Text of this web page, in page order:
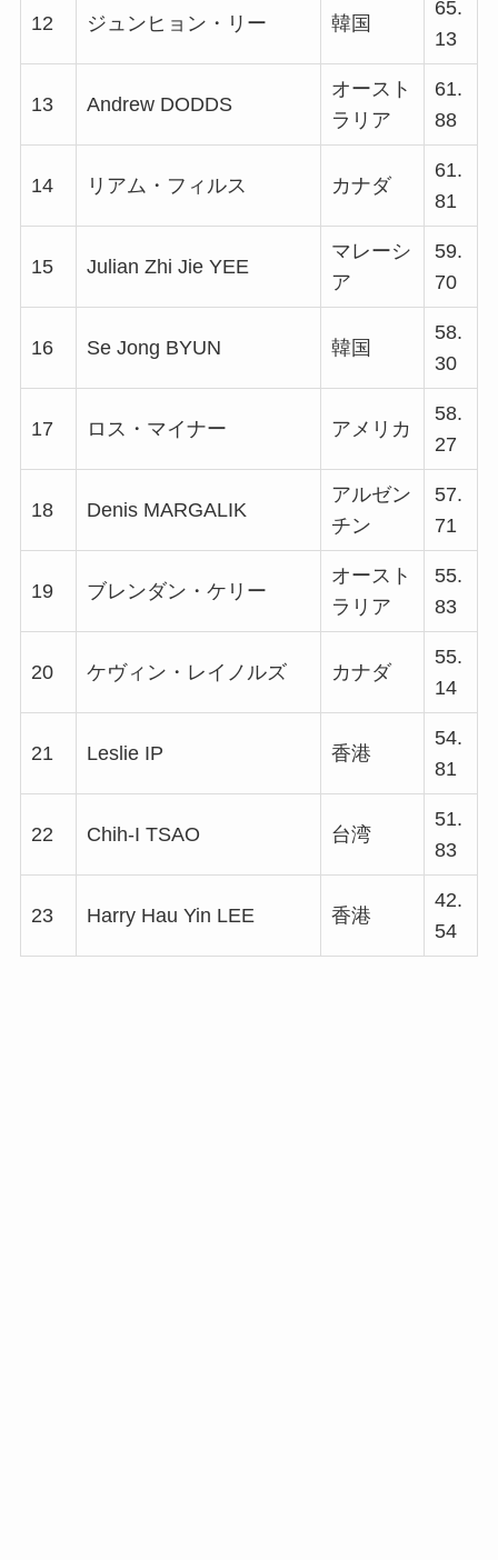
12 ジュンヒョン・リー 韓国
65.
13
13 Andrew DODDS
オースト
ラリア
61.
88
14 リアム・フィルス カナダ
61.
81
15 Julian Zhi Jie YEE
マレーシ
ア
59.
70
16 Se Jong BYUN 韓国
58.
30
17 ロス・マイナー アメリカ
58.
27
18 Denis MARGALIK
アルゼン
チン
57.
71
19 ブレンダン・ケリー
オースト
ラリア
55.
83
20 ケヴィン・レイノルズ カナダ
55.
14
21 Leslie IP 香港
54.
81
22 Chih-I TSAO 台湾
51.
83
23 Harry Hau Yin LEE 香港
42.
54